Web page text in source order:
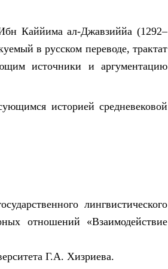
Каййима ал-Джавзиййа (1292–
в русском переводе, трактат
источники и аргументацию
историей средневековой
лингвистического
отношений «Взаимодействие
Г.А. Хизриева.